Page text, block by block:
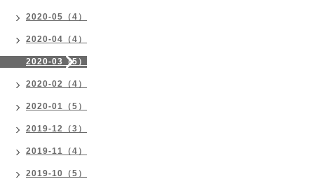
2020-05（4）
2020-04（4）
2020-03（5）
2020-02（4）
2020-01（5）
2019-12（3）
2019-11（4）
2019-10（5）